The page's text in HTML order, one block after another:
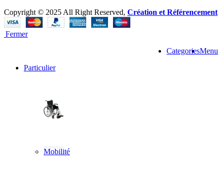
Copyright © 2025 All Right Reserved, Création et Référencement
Fermer
Menu
Categories
Particulier
Mobilité